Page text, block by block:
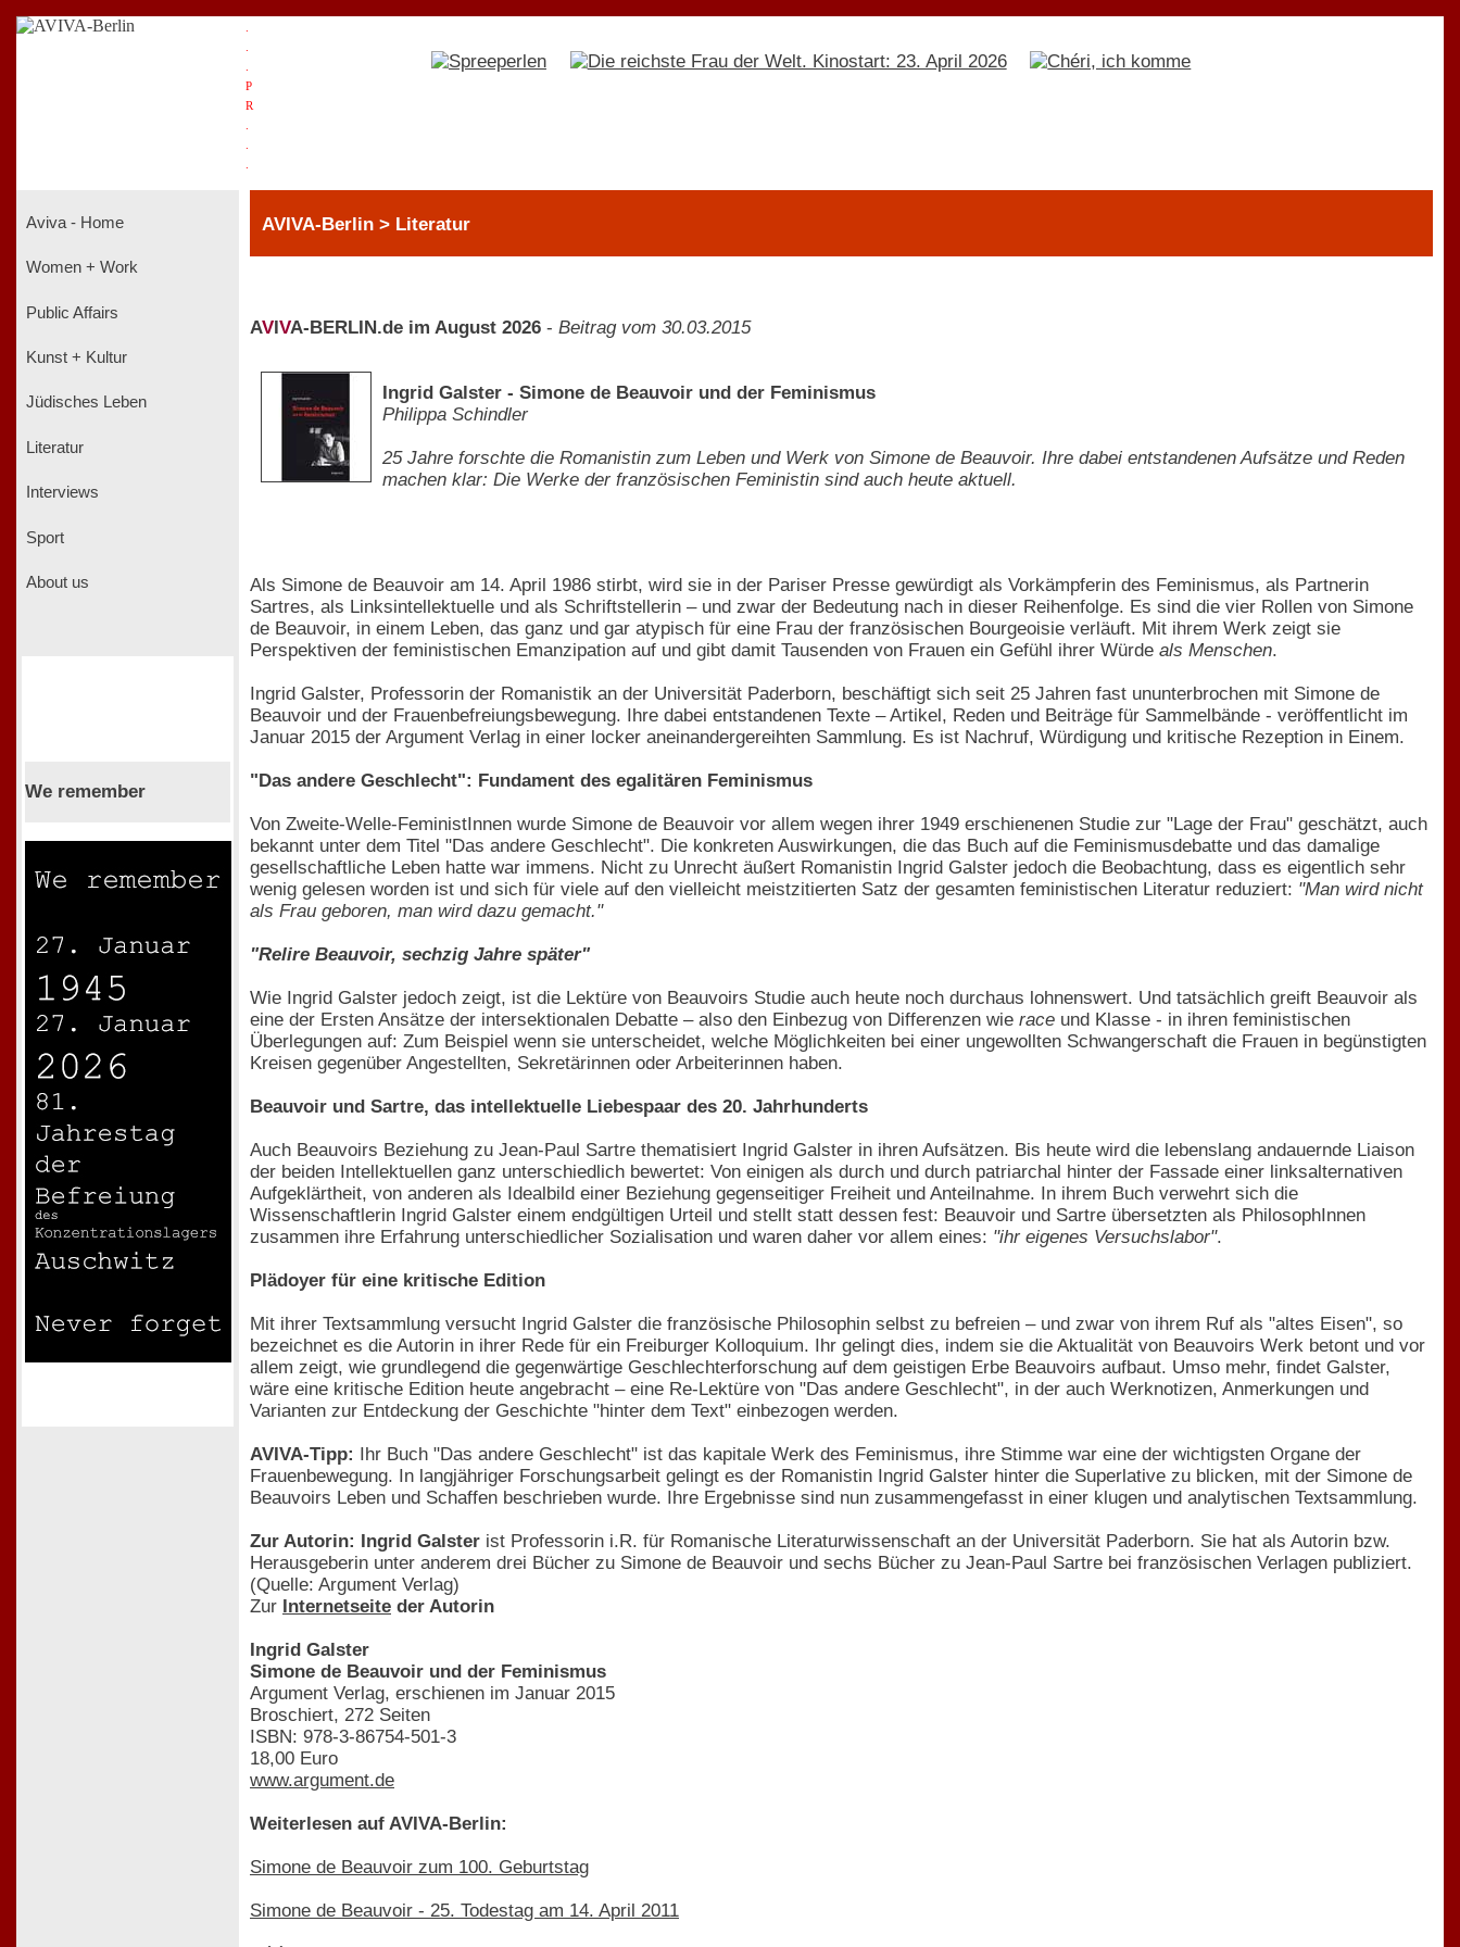
P
R
Aviva - Home
Women + Work
Public Affairs
Kunst + Kultur
Jüdisches Leben
Literatur
Interviews
Sport
About us
We remember
AVIVA-Berlin > Literatur
AV VA-BERLIN.de im August 2026 - Beitrag vom 30.03.2015
Ingrid Galster - Simone de Beauvoir und der Feminismus
Philippa Schindler
25 Jahre forschte die Romanistin zum Leben und Werk von Simone de Beauvoir. Ihre dabei entstandenen Aufsätze und Reden
machen klar: Die Werke der französischen Feministin sind auch heute aktuell.
Als Simone de Beauvoir am 14. April 1986 stirbt, wird sie in der Pariser Presse gewürdigt als Vorkämpferin des Feminismus, als Partnerin
Sartres, als Linksintellektuelle und als Schriftstellerin – und zwar der Bedeutung nach in dieser Reihenfolge. Es sind die vier Rollen von Simone
de Beauvoir, in einem Leben, das ganz und gar atypisch für eine Frau der französischen Bourgeoisie verläuft. Mit ihrem Werk zeigt sie
Perspektiven der feministischen Emanzipation auf und gibt damit Tausenden von Frauen ein Gefühl ihrer Würde als Menschen.
Ingrid Galster, Professorin der Romanistik an der Universität Paderborn, beschäftigt sich seit 25 Jahren fast ununterbrochen mit Simone de
Beauvoir und der Frauenbefreiungsbewegung. Ihre dabei entstandenen Texte – Artikel, Reden und Beiträge für Sammelbände - veröffentlicht im
Januar 2015 der Argument Verlag in einer locker aneinandergereihten Sammlung. Es ist Nachruf, Würdigung und kritische Rezeption in Einem.
"Das andere Geschlecht": Fundament des egalitären Feminismus
Von Zweite-Welle-FeministInnen wurde Simone de Beauvoir vor allem wegen ihrer 1949 erschienenen Studie zur "Lage der Frau" geschätzt, auch
bekannt unter dem Titel "Das andere Geschlecht". Die konkreten Auswirkungen, die das Buch auf die Feminismusdebatte und das damalige
gesellschaftliche Leben hatte war immens. Nicht zu Unrecht äußert Romanistin Ingrid Galster jedoch die Beobachtung, dass es eigentlich sehr
wenig gelesen worden ist und sich für viele auf den vielleicht meistzitierten Satz der gesamten feministischen Literatur reduziert: "Man wird nicht
als Frau geboren, man wird dazu gemacht."
"Relire Beauvoir, sechzig Jahre später"
Wie Ingrid Galster jedoch zeigt, ist die Lektüre von Beauvoirs Studie auch heute noch durchaus lohnenswert. Und tatsächlich greift Beauvoir als
eine der Ersten Ansätze der intersektionalen Debatte – also den Einbezug von Differenzen wie race und Klasse - in ihren feministischen
Überlegungen auf: Zum Beispiel wenn sie unterscheidet, welche Möglichkeiten bei einer ungewollten Schwangerschaft die Frauen in begünstigten
Kreisen gegenüber Angestellten, Sekretärinnen oder Arbeiterinnen haben.
Beauvoir und Sartre, das intellektuelle Liebespaar des 20. Jahrhunderts
Auch Beauvoirs Beziehung zu Jean-Paul Sartre thematisiert Ingrid Galster in ihren Aufsätzen. Bis heute wird die lebenslang andauernde Liaison
der beiden Intellektuellen ganz unterschiedlich bewertet: Von einigen als durch und durch patriarchal hinter der Fassade einer linksalternativen
Aufgeklärtheit, von anderen als Idealbild einer Beziehung gegenseitiger Freiheit und Anteilnahme. In ihrem Buch verwehrt sich die
Wissenschaftlerin Ingrid Galster einem endgültigen Urteil und stellt statt dessen fest: Beauvoir und Sartre übersetzten als PhilosophInnen
zusammen ihre Erfahrung unterschiedlicher Sozialisation und waren daher vor allem eines: "ihr eigenes Versuchslabor".
Plädoyer für eine kritische Edition
Mit ihrer Textsammlung versucht Ingrid Galster die französische Philosophin selbst zu befreien – und zwar von ihrem Ruf als "altes Eisen", so
bezeichnet es die Autorin in ihrer Rede für ein Freiburger Kolloquium. Ihr gelingt dies, indem sie die Aktualität von Beauvoirs Werk betont und vor
allem zeigt, wie grundlegend die gegenwärtige Geschlechterforschung auf dem geistigen Erbe Beauvoirs aufbaut. Umso mehr, findet Galster,
wäre eine kritische Edition heute angebracht – eine Re-Lektüre von "Das andere Geschlecht", in der auch Werknotizen, Anmerkungen und
Varianten zur Entdeckung der Geschichte "hinter dem Text" einbezogen werden.
AVIVA-Tipp: Ihr Buch "Das andere Geschlecht" ist das kapitale Werk des Feminismus, ihre Stimme war eine der wichtigsten Organe der
Frauenbewegung. In langjähriger Forschungsarbeit gelingt es der Romanistin Ingrid Galster hinter die Superlative zu blicken, mit der Simone de
Beauvoirs Leben und Schaffen beschrieben wurde. Ihre Ergebnisse sind nun zusammengefasst in einer klugen und analytischen Textsammlung.
Zur Autorin: Ingrid Galster ist Professorin i.R. für Romanische Literaturwissenschaft an der Universität Paderborn. Sie hat als Autorin bzw.
Herausgeberin unter anderem drei Bücher zu Simone de Beauvoir und sechs Bücher zu Jean-Paul Sartre bei französischen Verlagen publiziert.
(Quelle: Argument Verlag)
Zur Internetseite der Autorin
Ingrid Galster
Simone de Beauvoir und der Feminismus
Argument Verlag, erschienen im Januar 2015
Broschiert, 272 Seiten
ISBN: 978-3-86754-501-3
18,00 Euro
www.argument.de
Weiterlesen auf AVIVA-Berlin:
Simone de Beauvoir zum 100. Geburtstag
Simone de Beauvoir - 25. Todestag am 14. April 2011